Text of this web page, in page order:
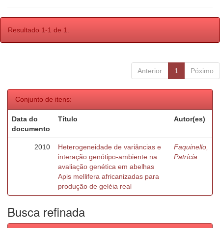
Resultado 1-1 de 1.
Anterior 1 Póximo
Conjunto de itens:
Data do
documento
Título Autor(es)
2010
Heterogeneidade de variâncias e
interação genótipo-ambiente na
avaliação genética em abelhas
Apis mellifera africanizadas para
produção de geléia real
Faquinello,
Patrícia
Busca refinada